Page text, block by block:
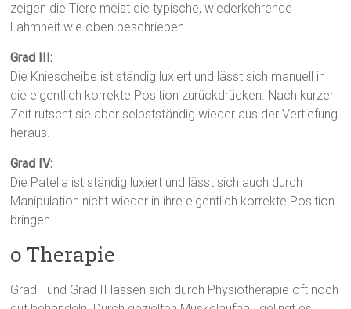
zeigen die Tiere meist die typische, wiederkehrende
Lahmheit wie oben beschrieben.
Grad III:
Die Kniescheibe ist ständig luxiert und lässt sich manuell in
die eigentlich korrekte Position zurückdrücken. Nach kurzer
Zeit rutscht sie aber selbstständig wieder aus der Vertiefung
heraus.
Grad IV:
Die Patella ist ständig luxiert und lässt sich auch durch
Manipulation nicht wieder in ihre eigentlich korrekte Position
bringen.
o Therapie
Grad I und Grad II lassen sich durch Physiotherapie oft noch